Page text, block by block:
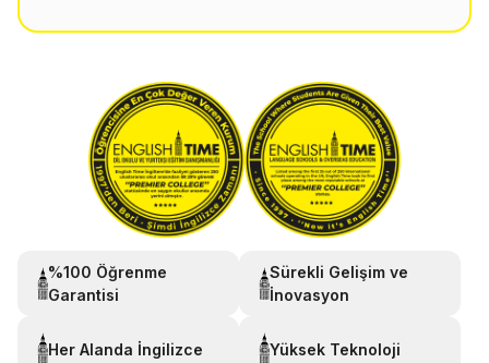
%100 Öğrenme
Garantisi
Sürekli Gelişim ve
İnovasyon
Her Alanda İngilizce Yüksek Teknoloji